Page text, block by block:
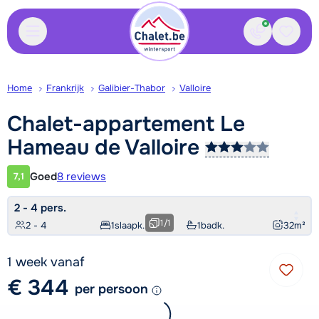
Contact
Home Frankrijk Galibier-Thabor Valloire
Chalet-appartement Le
Hameau deValloire
Klantwaardering
7,1 Goed8 reviews
2 - 4 pers.
2 - 4 1slaapk. 1badk. 32m²
1/1
1 week vanaf
€ 344 per persoon